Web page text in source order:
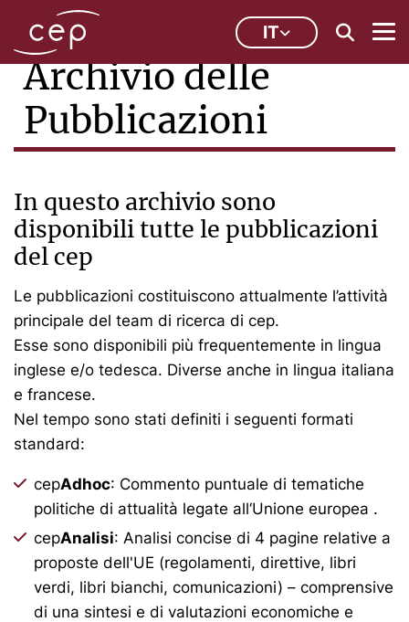
IT
Archivio delle
Pubblicazioni
In questo archivio sono
disponibili tutte le pubblicazioni
del cep
Le pubblicazioni costituiscono attualmente l’attività
principale del team di ricerca di cep.
Esse sono disponibili più frequentemente in lingua
inglese e/o tedesca. Diverse anche in lingua italiana
e francese.
Nel tempo sono stati definiti i seguenti formati
standard:
cepAdhoc: Commento puntuale di tematiche
politiche di attualità legate all‘Unione europea .
cepAnalisi: Analisi concise di 4 pagine relative a
proposte dell'UE (regolamenti, direttive, libri
verdi, libri bianchi, comunicazioni) – comprensive
di una sintesi e di valutazioni economiche e